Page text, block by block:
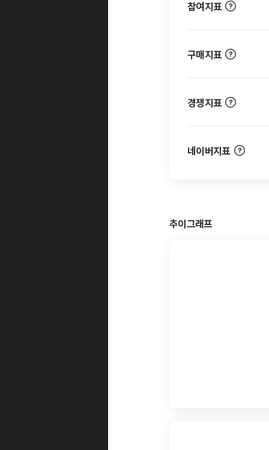
참여지표
구매지표
경쟁지표
네이버지표
추이그래프